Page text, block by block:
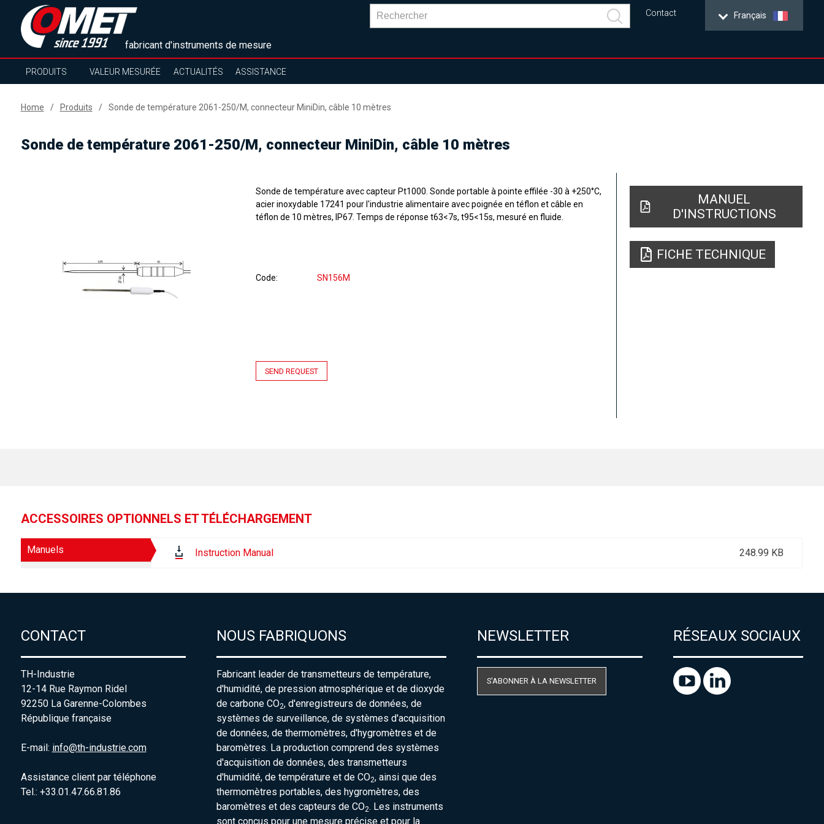
fabricant d'instruments de mesure
Français
Contact
PRODUITS VALEUR MESURÉE ACTUALITÉS ASSISTANCE
Home Produits Sonde de température 2061-250/M, connecteur MiniDin, câble 10 mètres
Sonde de température 2061-250/M, connecteur MiniDin, câble 10 mètres
Sonde de température avec capteur Pt1000. Sonde portable à pointe effilée -30 à +250°C,
acier inoxydable 17241 pour l'industrie alimentaire avec poignée en téflon et câble en
téflon de 10 mètres, IP67. Temps de réponse t63<7s, t95<15s, mesuré en fluide.
Code SN156M
SEND REQUEST
MANUEL
D'INSTRUCTIONS
FICHE TECHNIQUE
ACCESSOIRES OPTIONNELS ET TÉLÉCHARGEMENT
Manuels Instruction Manual 248.99 KB
CONTACT
TH-Industrie
12-14 Rue Raymon Ridel
92250 La Garenne-Colombes
République française
E-mail: info@th-industrie.com
Assistance client par téléphone
Tel.: +33.01.47.66.81.86
NOUS FABRIQUONS
Fabricant leader de transmetteurs de température,
d'humidité, de pression atmosphérique et de dioxyde
de carbone CO2, d'enregistreurs de données, de
systèmes de surveillance, de systèmes d'acquisition
de données, de thermomètres, d'hygromètres et de
baromètres. La production comprend des systèmes
d'acquisition de données, des transmetteurs
d'humidité, de température et de CO2, ainsi que des
thermomètres portables, des hygromètres, des
baromètres et des capteurs de CO2. Les instruments
sont conçus pour une mesure précise et pour la
NEWSLETTER
S'ABONNER À LA NEWSLETTER
RÉSEAUX SOCIAUX